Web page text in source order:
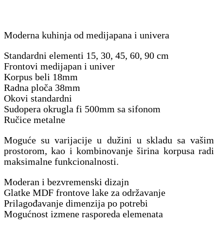
Moderna kuhinja od medijapana i univera
Standardni elementi 15, 30, 45, 60, 90 cm
Frontovi medijapan i univer
Korpus beli 18mm
Radna ploča 38mm
Okovi standardni
Sudopera okrugla fi 500mm sa sifonom
Ručice metalne
Moguće su varijacije u dužini u skladu sa vašim
prostorom, kao i kombinovanje širina korpusa radi
maksimalne funkcionalnosti.
Moderan i bezvremenski dizajn
Glatke MDF frontove lake za održavanje
Prilagođavanje dimenzija po potrebi
Mogućnost izmene rasporeda elemenata